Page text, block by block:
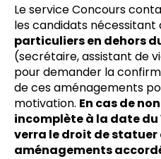
Le service Concours
les candidats nécessitant
particuliers en dehors
(secrétaire, assistant de
pour demander la
de ces aménagements
motivation. En cas de
incomplète à la date du
verra le droit de
aménagements